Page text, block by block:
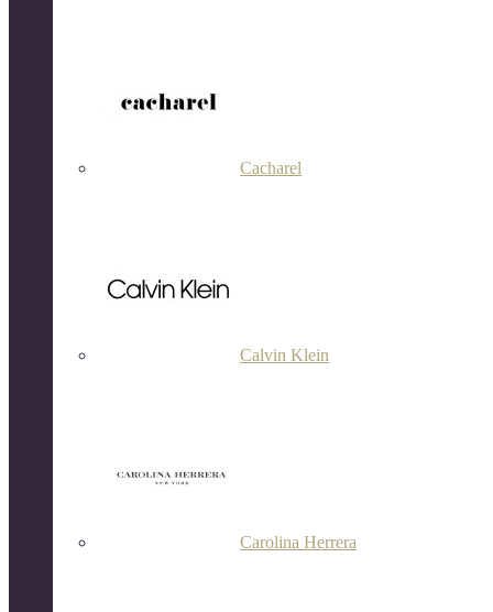
Cacharel
Calvin Klein
Carolina Herrera